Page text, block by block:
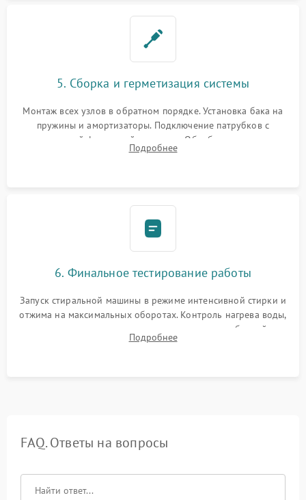
5. Сборка и герметизация системы
Монтаж всех узлов в обратном порядке. Установка бака на
пружины и амортизаторы. Подключение патрубков с
надежной фиксацией хомутами. Обработка стыков
герметиком для предотвращения возможных протечек воды.
Подробнее
6. Финальное тестирование работы
Запуск стиральной машины в режиме интенсивной стирки и
отжима на максимальных оборотах. Контроль нагрева воды,
корректности слива, отсутствия излишних вибраций,
посторонних стуков и протечек под корпусом.
Подробнее
FAQ. Ответы на вопросы